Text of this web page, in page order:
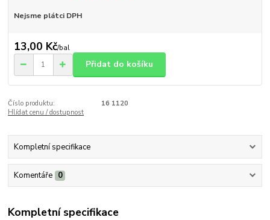
Nejsme plátci DPH
13,00 Kč/bal
Přidat do košíku
Číslo produktu:
16 1120
Hlídat cenu / dostupnost
Kompletní specifikace
Komentáře 0
Kompletní specifikace